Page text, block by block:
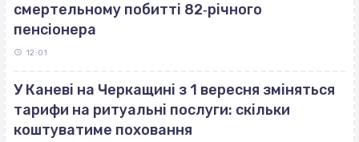
смертельному побитті 82‐річного
пенсіонера
12:01
У Каневі на Черкащині з 1 вересня зміняться
тарифи на ритуальні послуги: скільки
коштуватиме поховання